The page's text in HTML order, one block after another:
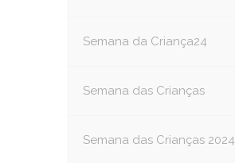
Semana da Criança24
Semana das Crianças
Semana das Crianças 2024